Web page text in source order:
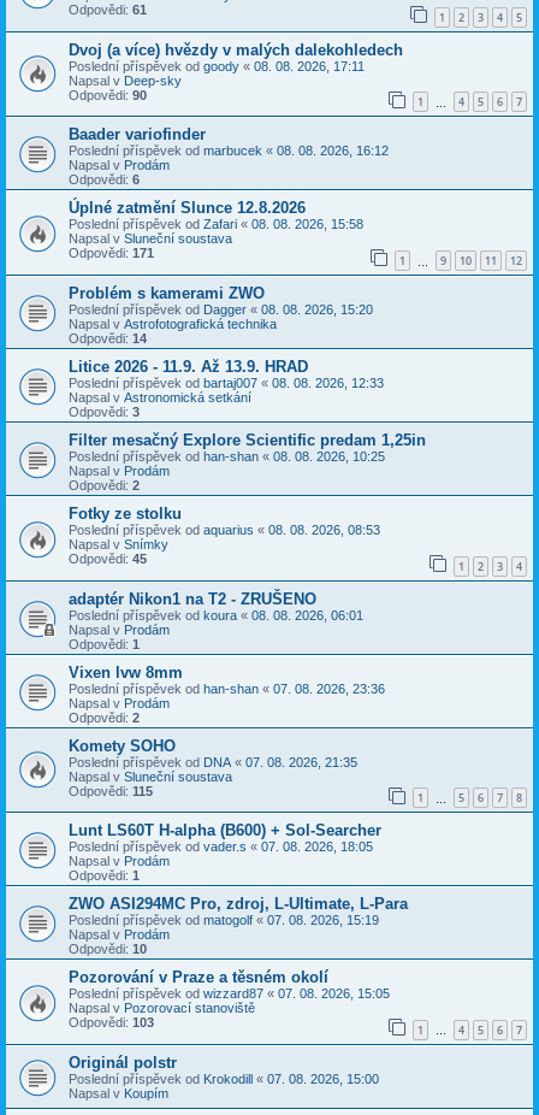
Odpovědi: 61 1 2 3 4 5
Dvoj (a více) hvězdy v malých dalekohledech
Poslední příspěvek od goody « 08. 08. 2026, 17:11
Napsal v Deep-sky
Odpovědi: 90 1 4 5 6 7
Baader variofinder
Poslední příspěvek od marbucek « 08. 08. 2026, 16:12
Napsal v Prodám
Odpovědi: 6
Úplné zatmění Slunce 12.8.2026
Poslední příspěvek od Zafari « 08. 08. 2026, 15:58
Napsal v Sluneční soustava
Odpovědi: 171 1 9 10 11 12
Problém s kamerami ZWO
Poslední příspěvek od Dagger « 08. 08. 2026, 15:20
Napsal v Astrofotografická technika
Odpovědi: 14
Litice 2026 - 11.9. Až 13.9. HRAD
Poslední příspěvek od bartaj007 « 08. 08. 2026, 12:33
Napsal v Astronomická setkání
Odpovědi: 3
Filter mesačný Explore Scientific predam 1,25in
Poslední příspěvek od han-shan « 08. 08. 2026, 10:25
Napsal v Prodám
Odpovědi: 2
Fotky ze stolku
Poslední příspěvek od aquarius « 08. 08. 2026, 08:53
Napsal v Snímky
Odpovědi: 45 1 2 3 4
adaptér Nikon1 na T2 - ZRUŠENO
Poslední příspěvek od koura « 08. 08. 2026, 06:01
Napsal v Prodám
Odpovědi: 1
Vixen lvw 8mm
Poslední příspěvek od han-shan « 07. 08. 2026, 23:36
Napsal v Prodám
Odpovědi: 2
Komety SOHO
Poslední příspěvek od DNA « 07. 08. 2026, 21:35
Napsal v Sluneční soustava
Odpovědi: 115 1 5 6 7 8
Lunt LS60T H-alpha (B600) + Sol-Searcher
Poslední příspěvek od vader.s « 07. 08. 2026, 18:05
Napsal v Prodám
Odpovědi: 1
ZWO ASI294MC Pro, zdroj, L-Ultimate, L-Para
Poslední příspěvek od matogolf « 07. 08. 2026, 15:19
Napsal v Prodám
Odpovědi: 10
Pozorování v Praze a těsném okolí
Poslední příspěvek od wizzard87 « 07. 08. 2026, 15:05
Napsal v Pozorovací stanoviště
Odpovědi: 103 1 … 4 5 6 7
Originál polstr
Poslední příspěvek od Krokodill « 07. 08. 2026, 15:00
Napsal v Koupím